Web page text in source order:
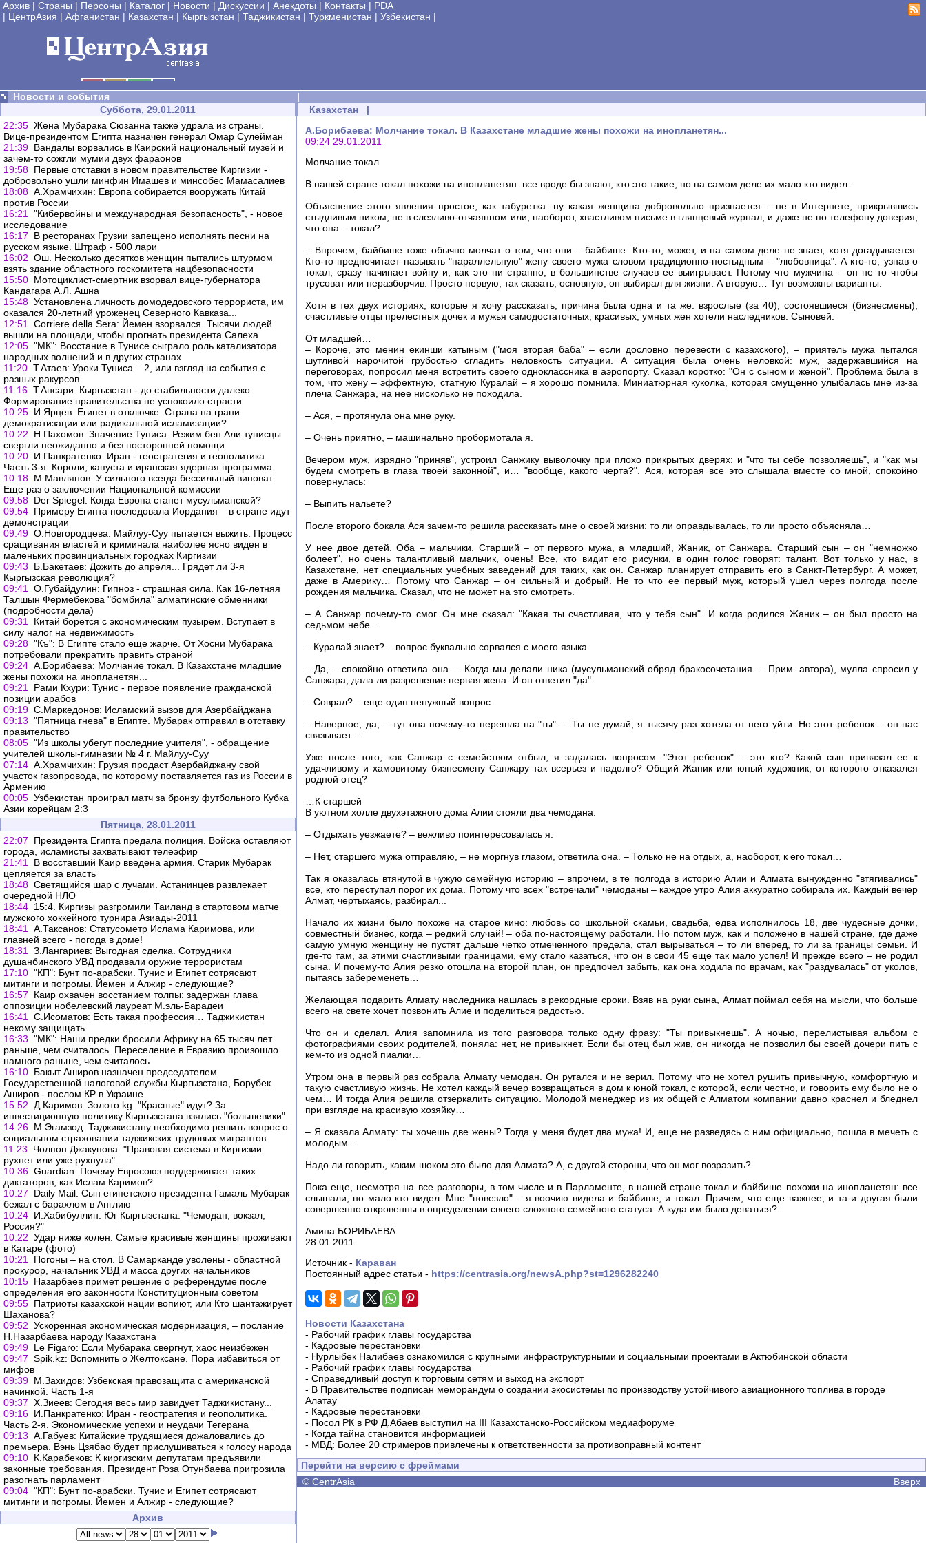
Архив | Страны | Персоны | Каталог | Новости | Дискуссии | Анекдоты | Контакты | PDA
| ЦентрАзия | Афганистан | Казахстан | Кыргызстан | Таджикистан | Туркменистан | Узбекистан |
Новости и события
|
Суббота, 29.01.2011
22:35 Жена Мубарака Сюзанна также удрала из страны.
Вице-президентом Египта назначен генерал Омар Сулейман
21:39 Вандалы ворвались в Каирский национальный музей и
зачем-то сожгли мумии двух фараонов
19:58 Первые отставки в новом правительстве Киргизии -
добровольно ушли минфин Имашев и минсобес Мамасалиев
18:08 А.Храмчихин: Европа собирается вооружать Китай
против России
16:21
"Кибервойны и международная безопасность", - новое
исследование
16:17
В ресторанах Грузии запещено исполнять песни на
русском языке. Штраф - 500 лари
16:02 Ош. Несколько десятков женщин пытались штурмом
взять здание областного госкомитета нацбезопасности
15:50 Мотоциклист-смертник взорвал вице-губернатора
Кандагара А.Л. Ашна
15:48 Установлена личность домодедовского террориста, им
оказался 20-летний уроженец Северного Кавказа...
12:51
Corriere della Sera: Йемен взорвался. Тысячи людей
вышли на площади, чтобы прогнать президента Салеха
12:05 "МК": Восстание в Тунисе сыграло роль катализатора
народных волнений и в других странах
11:20 Т.Атаев: Уроки Туниса – 2, или взгляд на события с
разных ракурсов
11:16 Т.Ансари: Кыргызстан - до стабильности далеко.
Формирование правительства не успокоило страсти
10:25 И.Ярцев: Египет в отключке. Страна на грани
демократизации или радикальной исламизации?
10:22
Н.Пахомов: Значение Туниса. Режим бен Али тунисцы
свергли неожиданно и без посторонней помощи
10:20 И.Панкратенко: Иран - геостратегия и геополитика.
Часть 3-я. Короли, капуста и иранская ядерная программа
10:18 М.Мавлянов: У сильного всегда бессильный виноват.
Еще раз о заключении Национальной комиссии
09:58 Der Spiegel: Когда Европа станет мусульманской?
09:54 Примеру Египта последовала Иордания – в стране идут
демонстрации
09:49 О.Новгородцева: Майлуу-Суу пытается выжить. Процесс
сращивания властей и криминала наиболее ясно виден в
маленьких провинциальных городках Киргизии
09:43
Б.Бакетаев: Дожить до апреля... Грядет ли 3-я
Кыргызская революция?
09:41
О.Губайдулин: Гипноз - страшная сила. Как 16-летняя
Талшын Фермебекова "бомбила" алматинские обменники
(подробности дела)
09:31
Китай борется с экономическим пузырем. Вступает в
силу налог на недвижимость
09:28 "Къ": В Египте стало еще жарче. От Хосни Мубарака
потребовали прекратить править страной
09:24 А.Борибаева: Молчание токал. В Казахстане младшие
жены похожи на инопланетян...
09:21
Рами Кхури: Тунис - первое появление гражданской
позиции арабов
09:19 С.Маркедонов: Исламский вызов для Азербайджана
09:13 "Пятница гнева" в Египте. Мубарак отправил в отставку
правительство
08:05 "Из школы убегут последние учителя", - обращение
учителей школы-гимназии № 4 г. Майлуу-Суу
07:14 А.Храмчихин: Грузия продаст Азербайджану свой
участок газопровода, по которому поставляется газ из России в
Армению
00:05 Узбекистан проиграл матч за бронзу футбольного Кубка
Азии корейцам 2:3
Пятница, 28.01.2011
22:07
Президента Египта предала полиция. Войска оставляют
города, исламисты захватывают телеэфир
21:41
В восставший Каир введена армия. Старик Мубарак
цепляется за власть
18:48 Светящийся шар с лучами. Астанинцев развлекает
очередной НЛО
18:44 15:4. Киргизы разгромили Таиланд в стартовом матче
мужского хоккейного турнира Азиады-2011
18:41
А.Таксанов: Статусометр Ислама Каримова, или
главней всего - погода в доме!
18:31
З.Лангариев: Выгодная сделка. Сотрудники
душанбинского УВД продавали оружие террористам
17:10 "КП": Бунт по-арабски. Тунис и Египет сотрясают
митинги и погромы. Йемен и Алжир - следующие?
16:57
Каир охвачен восстанием толпы: задержан глава
оппозиции нобелевский лауреат М.эль-Барадеи
16:41
С.Исоматов: Есть такая профессия… Таджикистан
некому защищать
16:33 "МК": Наши предки бросили Африку на 65 тысяч лет
раньше, чем считалось. Переселение в Евразию произошло
намного раньше, чем считалось
16:10 Бакыт Аширов назначен председателем
Государственной налоговой службы Кыргызстана, Борубек
Аширов - послом КР в Украине
15:52
Д.Каримов: Золото.kg. "Красные" идут? За
инвестиционную политику Кыргызстана взялись "большевики"
14:26 М.Эгамзод: Таджикистану необходимо решить вопрос о
социальном страховании таджикских трудовых мигрантов
11:23
Чолпон Джакупова: "Правовая система в Киргизии
рухнет или уже рухнула"
10:36 Guardian: Почему Евросоюз поддерживает таких
диктаторов, как Ислам Каримов?
10:27
Daily Mail: Сын египетского президента Гамаль Мубарак
бежал с барахлом в Англию
10:24 И.Хабибуллин: Юг Кыргызстана. "Чемодан, вокзал,
Россия?"
10:22 Удар ниже колен. Самые красивые женщины проживают
в Катаре (фото)
10:21
Погоны – на стол. В Самарканде уволены - областной
прокурор, начальник УВД и масса других начальников
10:15 Назарбаев примет решение о референдуме после
определения его законности Конституционным советом
09:55 Патриоты казахской нации вопиют, или Кто шантажирует
Шаханова?
09:52 Ускоренная экономическая модернизация, – послание
Н.Назарбаева народу Казахстана
09:49 Le Figaro: Если Мубарака свергнут, хаос неизбежен
09:47 Spik.kz: Вспомнить о Желтоксане. Пора избавиться от
мифов
09:39 М.Захидов: Узбекская правозащита с американской
начинкой. Часть 1-я
09:37 Х.Зиеев: Сегодня весь мир завидует Таджикистану...
09:16 И.Панкратенко: Иран - геостратегия и геополитика.
Часть 2-я. Экономические успехи и неудачи Тегерана
09:13 А.Габуев: Китайские трудящиеся дожаловались до
премьера. Вэнь Цзябао будет прислушиваться к голосу народа
09:10 К.Карабеков: К киргизским депутатам предъявили
законные требования. Президент Роза Отунбаева пригрозила
разогнать парламент
09:04 "КП": Бунт по-арабски. Тунис и Египет сотрясают
митинги и погромы. Йемен и Алжир - следующие?
Архив
Казахстан |
А.Борибаева: Молчание токал. В Казахстане младшие жены похожи на инопланетян...
09:24 29.01.2011
Молчание токал
В нашей стране токал похожи на инопланетян: все вроде бы знают, кто это такие, но на самом деле их мало кто видел.
Объяснение этого явления простое, как табуретка: ну какая женщина добровольно признается – не в Интернете, прикрывшись
стыдливым ником, не в слезливо-отчаянном или, наоборот, хвастливом письме в глянцевый журнал, и даже не по телефону доверия,
что она – токал?
…Впрочем, байбише тоже обычно молчат о том, что они – байбише. Кто-то, может, и на самом деле не знает, хотя догадывается.
Кто-то предпочитает называть "параллельную" жену своего мужа словом традиционно-постыдным – "любовница". А кто-то, узнав о
токал, сразу начинает войну и, как это ни странно, в большинстве случаев ее выигрывает. Потому что мужчина – он не то чтобы
трусоват или неразборчив. Просто первую, так сказать, основную, он выбирал для жизни. А вторую… Тут возможны варианты.
Хотя в тех двух историях, которые я хочу рассказать, причина была одна и та же: взрослые (за 40), состоявшиеся (бизнесмены),
счастливые отцы прелестных дочек и мужья самодостаточных, красивых, умных жен хотели наследников. Сыновей.
От младшей…
– Короче, это менин екинши катыным ("моя вторая баба" – если дословно перевести с казахского), – приятель мужа пытался
шутливой нарочитой грубостью сгладить неловкость ситуации. А ситуация была очень неловкой: муж, задержавшийся на
переговорах, попросил меня встретить своего одноклассника в аэропорту. Сказал коротко: "Он с сыном и женой". Проблема была в
том, что жену – эффектную, статную Куралай – я хорошо помнила. Миниатюрная куколка, которая смущенно улыбалась мне из-за
плеча Санжара, на нее нисколько не походила.
– Ася, – протянула она мне руку.
– Очень приятно, – машинально пробормотала я.
Вечером муж, изрядно "приняв", устроил Санжику выволочку при плохо прикрытых дверях: и "что ты себе позволяешь", и "как мы
будем смотреть в глаза твоей законной", и… "вообще, какого черта?". Ася, которая все это слышала вместе со мной, спокойно
повернулась:
– Выпить нальете?
После второго бокала Ася зачем-то решила рассказать мне о своей жизни: то ли оправдывалась, то ли просто объясняла…
У нее двое детей. Оба – мальчики. Старший – от первого мужа, а младший, Жаник, от Санжара. Старший сын – он "немножко
болеет", но очень талантливый мальчик, очень! Все, кто видит его рисунки, в один голос говорят: талант. Вот только у нас, в
Казахстане, нет специальных учебных заведений для таких, как он. Санжар планирует отправить его в Санкт-Петербург. А может,
даже в Америку… Потому что Санжар – он сильный и добрый. Не то что ее первый муж, который ушел через полгода после
рождения мальчика. Сказал, что не может на это смотреть.
– А Санжар почему-то смог. Он мне сказал: "Какая ты счастливая, что у тебя сын". И когда родился Жаник – он был просто на
седьмом небе…
– Куралай знает? – вопрос буквально сорвался с моего языка.
– Да, – спокойно ответила она. – Когда мы делали ника (мусульманский обряд бракосочетания. – Прим. автора), мулла спросил у
Санжара, дала ли разрешение первая жена. И он ответил "да".
– Соврал? – еще один ненужный вопрос.
– Наверное, да, – тут она почему-то перешла на "ты". – Ты не думай, я тысячу раз хотела от него уйти. Но этот ребенок – он нас
связывает…
Уже после того, как Санжар с семейством отбыл, я задалась вопросом: "Этот ребенок" – это кто? Какой сын привязал ее к
удачливому и хамовитому бизнесмену Санжару так всерьез и надолго? Общий Жаник или юный художник, от которого отказался
родной отец?
…К старшей
В уютном холле двухэтажного дома Алии стояли два чемодана.
– Отдыхать уезжаете? – вежливо поинтересовалась я.
– Нет, старшего мужа отправляю, – не моргнув глазом, ответила она. – Только не на отдых, а, наоборот, к его токал…
Так я оказалась втянутой в чужую семейную историю – впрочем, в те полгода в историю Алии и Алмата вынужденно "втягивались"
все, кто переступал порог их дома. Потому что всех "встречали" чемоданы – каждое утро Алия аккуратно собирала их. Каждый вечер
Алмат, чертыхаясь, разбирал...
Начало их жизни было похоже на старое кино: любовь со школьной скамьи, свадьба, едва исполнилось 18, две чудесные дочки,
совместный бизнес, когда – редкий случай! – оба по-настоящему работали. Но потом муж, как и положено в нашей стране, где даже
самую умную женщину не пустят дальше четко отмеченного предела, стал вырываться – то ли вперед, то ли за границы семьи. И
где-то там, за этими счастливыми границами, ему стало казаться, что он в свои 45 еще так мало успел! И прежде всего – не родил
сына. И почему-то Алия резко отошла на второй план, он предпочел забыть, как она ходила по врачам, как "раздувалась" от уколов,
пытаясь забеременеть…
Желающая подарить Алмату наследника нашлась в рекордные сроки. Взяв на руки сына, Алмат поймал себя на мысли, что больше
всего на свете хочет позвонить Алие и поделиться радостью.
Что он и сделал. Алия запомнила из того разговора только одну фразу: "Ты привыкнешь". А ночью, перелистывая альбом с
фотографиями своих родителей, поняла: нет, не привыкнет. Если бы отец был жив, он никогда не позволил бы своей дочери пить с
кем-то из одной пиалки…
Утром она в первый раз собрала Алмату чемодан. Он ругался и не верил. Потому что не хотел рушить привычную, комфортную и
такую счастливую жизнь. Не хотел каждый вечер возвращаться в дом к юной токал, с которой, если честно, и говорить ему было не о
чем… И тогда Алия решила отзеркалить ситуацию. Молодой менеджер из их общей с Алматом компании давно краснел и бледнел
при взгляде на красивую хозяйку…
– Я сказала Алмату: ты хочешь две жены? Тогда у меня будет два мужа! И, еще не разведясь с ним официально, пошла в мечеть с
молодым…
Надо ли говорить, каким шоком это было для Алмата? А, с другой стороны, что он мог возразить?
Пока еще, несмотря на все разговоры, в том числе и в Парламенте, в нашей стране токал и байбише похожи на инопланетян: все
слышали, но мало кто видел. Мне "повезло" – я воочию видела и байбише, и токал. Причем, что еще важнее, и та и другая были
совершенно откровенны в определении своего сложного семейного статуса. А куда им было деваться?..
Амина БОРИБАЕВА
28.01.2011
Источник - Караван
Постоянный адрес статьи - https://centrasia.org/newsA.php?st=1296282240
Новости Казахстана
- Рабочий график главы государства
- Кадровые перестановки
- Нурлыбек Налибаев ознакомился с крупными инфраструктурными и социальными проектами в Актюбинской области
- Рабочий график главы государства
- Справедливый доступ к торговым сетям и выход на экспорт
- В Правительстве подписан меморандум о создании экосистемы по производству устойчивого авиационного топлива в городе
Алатау
- Кадровые перестановки
- Посол РК в РФ Д.Абаев выступил на III Казахстанско-Российском медиафоруме
- Когда тайна становится информацией
- МВД: Более 20 стримеров привлечены к ответственности за противоправный контент
Перейти на версию с фреймами
© CentrAsia Вверх